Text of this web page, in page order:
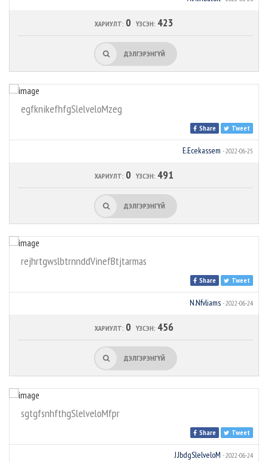
ХАРИУЛТ: 0 ҮЗСЭН: 423
ДЭЛГЭРЭНГҮЙ
egfknikefhfgSlelveloMzeg
Share Tweet
E.Ecekassem - 2022-06-25
ХАРИУЛТ: 0 ҮЗСЭН: 491
ДЭЛГЭРЭНГҮЙ
rejhrtgwslbtrnnddVinefBtjtarmas
Share Tweet
N.Nfvliams - 2022-06-24
ХАРИУЛТ: 0 ҮЗСЭН: 456
ДЭЛГЭРЭНГҮЙ
sgtgfsnhfthgSlelveloMfpr
Share Tweet
J.JbdgSlelveloM - 2022-06-24